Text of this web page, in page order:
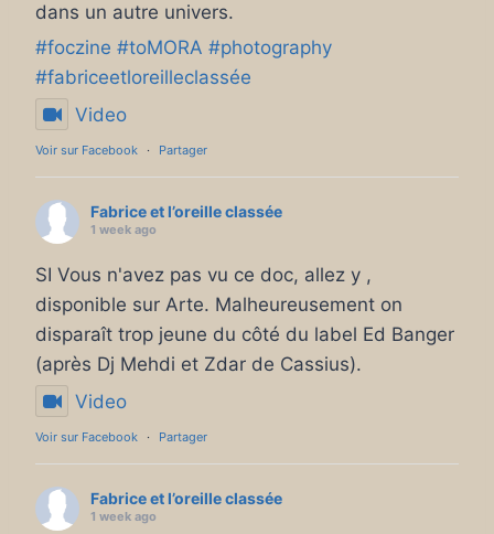
dans un autre univers.
#foczine #toMORA #photography
#fabriceetloreilleclassée
Video
Voir sur Facebook · Partager
Fabrice et l’oreille classée
1 week ago
SI Vous n'avez pas vu ce doc, allez y ,
disponible sur Arte. Malheureusement on
disparaît trop jeune du côté du label Ed Banger
(après Dj Mehdi et Zdar de Cassius).
Video
Voir sur Facebook · Partager
Fabrice et l’oreille classée
1 week ago